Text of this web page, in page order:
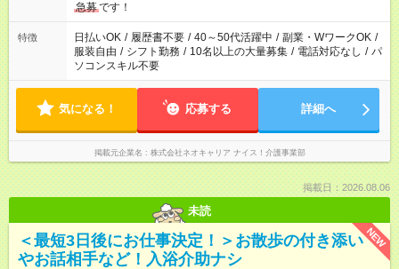
急募です！
特徴 日払いOK / 履歴書不要 / 40～50代活躍中 / 副業・WワークOK /
服装自由 / シフト勤務 / 10名以上の大量募集 / 電話対応なし / パ
ソコンスキル不要
気になる！ 応募する 詳細へ
掲載元企業名 株式会社ネオキャリア ナイス！介護事業部
掲載日：2026.08.06
未読
NEW
＜最短3日後にお仕事決定！＞お散歩の付き添い
やお話相手など！入浴介助ナシ